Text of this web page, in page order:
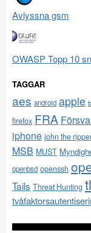
Avlyssna gsm
OWASP Topp 10
TAGGAR
aes android apple
firefox FRA
iphone john the
MSB MUST
openbsd openssh
Tails Threat Hunting